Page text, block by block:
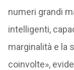
numeri grandi
intelligenti,
marginalità e la
coinvolte»,